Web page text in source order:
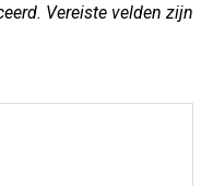
Vereiste velden zijn